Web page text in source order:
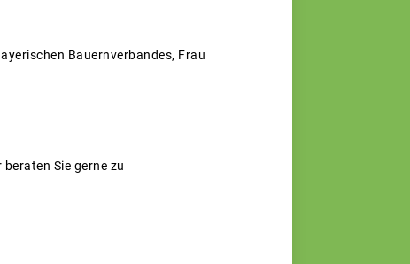
Bauernverbandes, Frau
Sie gerne zu